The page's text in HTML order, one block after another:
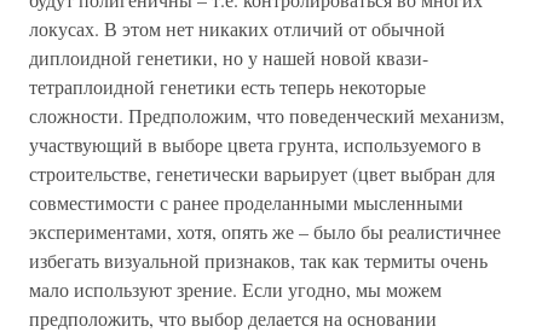
локусах. В этом нет никаких отличий от обычной
диплоидной генетики, но у нашей новой квази-
тетраплоидной генетики есть теперь некоторые
сложности. Предположим, что поведенческий механизм,
участвующий в выборе цвета грунта, используемого в
строительстве, генетически варьирует (цвет выбран для
совместимости с ранее проделанными мысленными
экспериментами, хотя, опять же – было бы реалистичнее
избегать визуальной признаков, так как термиты очень
мало используют зрение. Если угодно, мы можем
предположить, что выбор делается на основании